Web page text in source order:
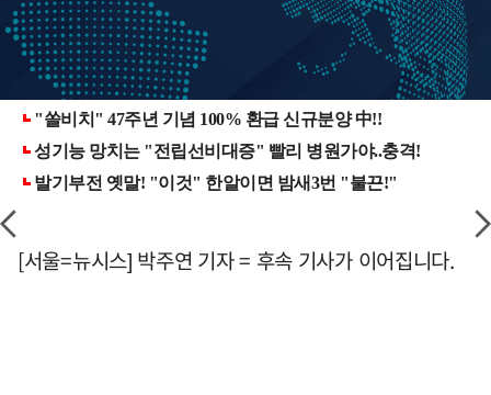
[서울=뉴시스] 박주연 기자 = 후속 기사가 이어집니다.